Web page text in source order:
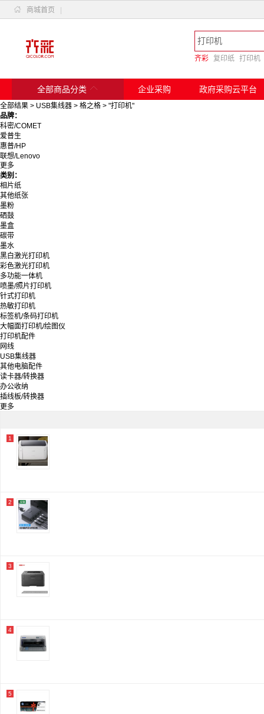
 商城首页
齐彩 复印纸 打印机
全部商品分类  企业采购 政府采购云平台
全部结果 > USB集线器 > 格之格 > "打印机"
品牌：
科密/COMET
爱普生
惠普/HP
联想/Lenovo
佳能/Canon
奔图
得实
惠普
格之格
天姝
绿联/Ugreen
京瓷/Kyocera
爱普生/Epson
天威/PRINT－RITE
中盈/zhongying
格之格
富士通/Fujitsu
台半/TSC
斑马
兄弟
实达
京呈
言鼎
映美
汉印/HPRT
毕亚兹
金印典
爱立熊
佳能
标拓
富士施乐/Fuji Xerox
更多
类别：
相片纸
其他纸张
墨粉
硒鼓
墨盒
碳带
墨水
黑白激光打印机
彩色激光打印机
多功能一体机
喷墨/照片打印机
针式打印机
热敏打印机
标签机/条码打印机
大幅面打印机/绘图仪
打印机配件
网线
USB集线器
其他电脑配件
读卡器/转换器
办公收纳
插线板/转换器
更多
1
2
3
4
5